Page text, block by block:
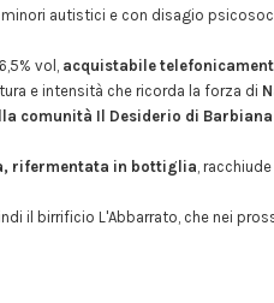
autistici e con disagio
vol, acquistabile
e intensità che ricorda la forza di
comunità Il Desiderio di
rifermentata in bottiglia ,
il birrificio L'Abbarrato, che nei